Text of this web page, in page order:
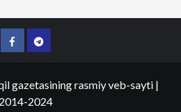
FacebookTelegram
gazetasining rasmiy veb-sayti |
2014-2024